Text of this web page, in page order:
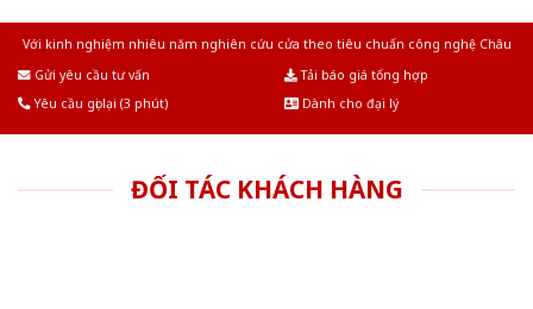
Với kinh nghiệm nhiêu năm nghiên cứu cửa theo tiêu chuẩn công nghệ Châu
Gửi yêu cầu tư vấn
Tải báo giá tổng hợp
Yêu cầu gọi lại (3 phút)
Dành cho đại lý
ĐỐI TÁC KHÁCH HÀNG